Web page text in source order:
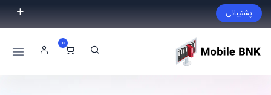
پشتیبانی
فایل مورد نظر خود را پیدا نکردید؟ با ما تماس بگیرید.
09999868721
0